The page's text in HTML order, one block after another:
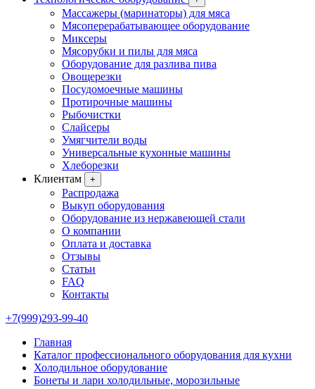
Массажеры (маринаторы) для мяса
Мясоперерабатывающее оборудование
Миксеры
Мясорубки и пилы для мяса
Оборудование для разлива пива
Овощерезки
Посудомоечные машины
Протирочные машины
Рыбочистки
Слайсеры
Умягчители воды
Универсальные кухонные машины
Хлеборезки
Клиентам
+
Распродажа
Выкуп оборудования
Оборудование из нержавеющей стали
О компании
Оплата и доставка
Отзывы
Статьи
FAQ
Контакты
+7(999)293-99-40
Главная
Каталог профессионального оборудования для кухни
Холодильное оборудование
Бонеты и лари холодильные, морозильные